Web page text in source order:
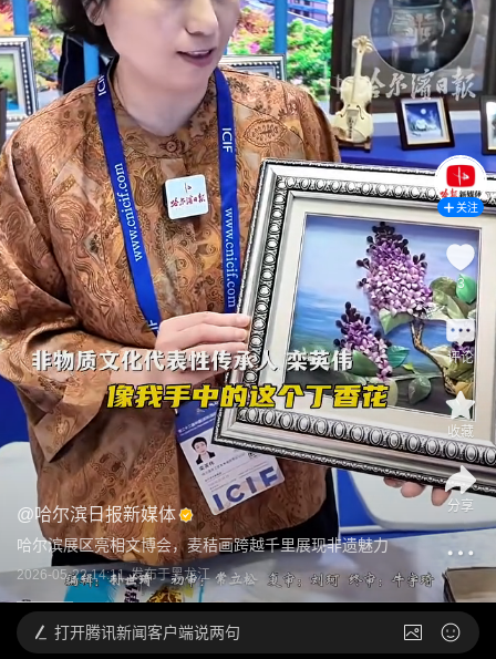
@哈尔滨日报新媒体
哈尔滨展区亮相文博会，麦秸画跨越千里展现非遗魅力
2026-05-22 14:11 发布于黑龙江
关注
3
评论
收藏
分享
打开腾讯新闻客户端说两句